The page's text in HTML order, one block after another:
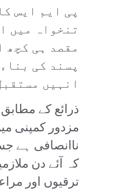
پی ایم ایس
تنخواہ میں
مقصد ہی
انہیں
مزدور کمپنی
ناانصافی ہے
کہ آئے دن
ترقیوں اور